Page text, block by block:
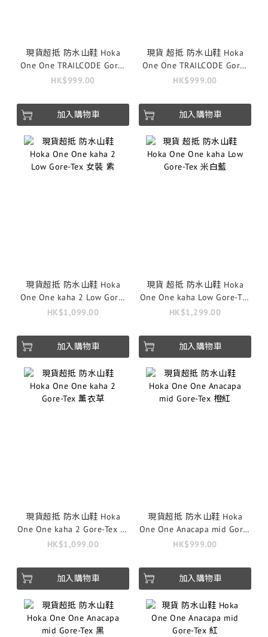
現貨超抵 防水山鞋 Hoka
One One TRAILCODE Gore-
Tex 女裝 碳灰紫
HK$999.00
加入購物車
現貨 超抵 防水山鞋 Hoka
One One TRAILCODE Gore-
Tex 淺沙
HK$999.00
加入購物車
現貨超抵 防水山鞋 Hoka
One One kaha 2 Low Gore-
Tex 女裝 紫
HK$1,099.00
加入購物車
現貨 超抵 防水山鞋 Hoka
One One kaha Low Gore-Tex
米白藍
HK$1,299.00
加入購物車
現貨超抵 防水山鞋 Hoka
One One kaha 2 Gore-Tex 薰
衣草
HK$1,099.00
加入購物車
現貨超抵 防水山鞋 Hoka
One One Anacapa mid Gore-
Tex 橙紅
HK$999.00
加入購物車